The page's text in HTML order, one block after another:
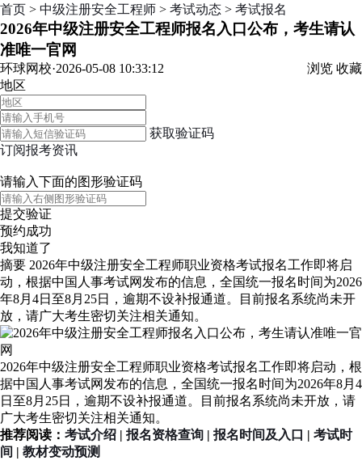
首页 > 中级注册安全工程师 > 考试动态 > 考试报名
2026年中级注册安全工程师报名入口公布，考生请认
准唯一官网
环球网校·2026-05-08 10:33:12 浏览 收藏
地区
获取验证码
订阅报考资讯
请输入下面的图形验证码
提交验证
预约成功
我知道了
摘要 2026年中级注册安全工程师职业资格考试报名工作即将启
动，根据中国人事考试网发布的信息，全国统一报名时间为2026
年8月4日至8月25日，逾期不设补报通道。目前报名系统尚未开
放，请广大考生密切关注相关通知。
2026年中级注册安全工程师职业资格考试报名工作即将启动，根
据中国人事考试网发布的信息，全国统一报名时间为2026年8月4
日至8月25日，逾期不设补报通道。目前报名系统尚未开放，请
广大考生密切关注相关通知。
推荐阅读： 考试介绍 | 报名资格查询 | 报名时间及入口 | 考试时
间 | 教材变动预测